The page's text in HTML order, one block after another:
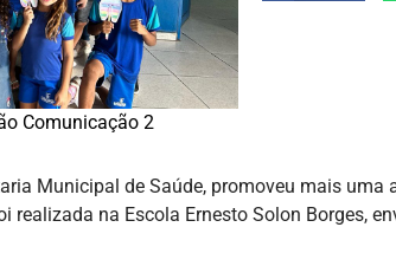
Comunicação 2
Municipal de Saúde, promoveu mais
realizada na Escola Ernesto Solon Borges,